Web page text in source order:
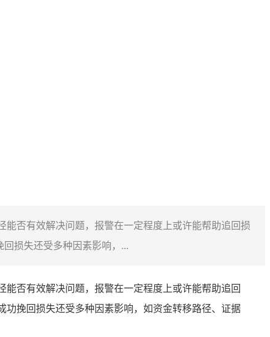
能否有效解决问题，报警在一定程度上或许能帮助追回损
损失还受多种因素影响，...
否有效解决问题，报警在一定程度上或许能帮助追回
挽回损失还受多种因素影响，如资金转移路径、证据